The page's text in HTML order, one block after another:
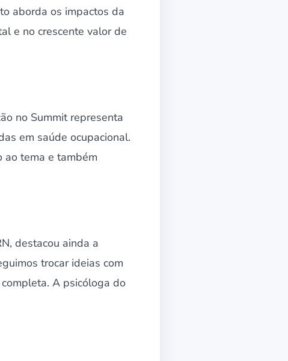
aborda os impactos da
e no crescente valor de
no Summit representa
em saúde ocupacional.
ao tema e também
destacou ainda a
trocar ideias com
A psicóloga do